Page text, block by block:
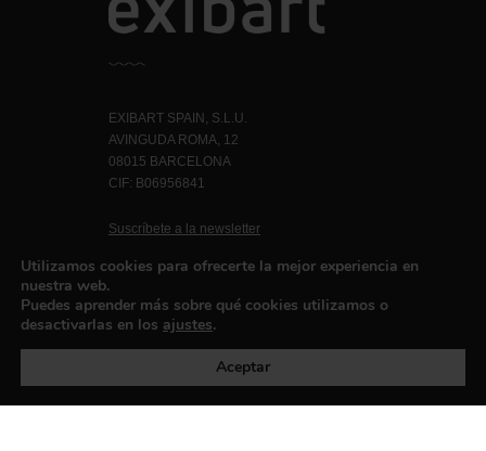
EXIBART SPAIN, S.L.U.
AVINGUDA ROMA, 12
08015 BARCELONA
CIF: B06956841
Suscríbete a la newsletter
Política de privacidad
Utilizamos cookies para ofrecerte la mejor experiencia en
nuestra web.
Puedes aprender más sobre qué cookies utilizamos o
desactivarlas en los ajustes.
Aceptar